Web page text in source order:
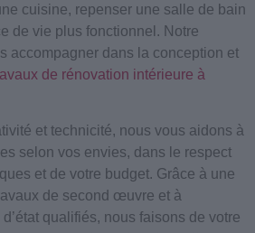
cuisine, repenser une salle de bain
de vie plus fonctionnel. Notre
accompagner dans la conception et
de rénovation intérieure à
et technicité, nous vous aidons à
selon vos envies, dans le respect
et de votre budget. Grâce à une
de second œuvre et à
d’état qualifiés, nous faisons de votre